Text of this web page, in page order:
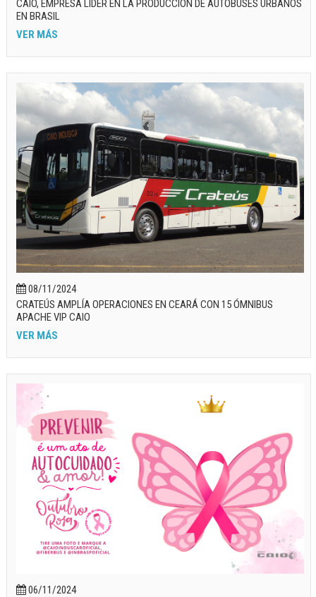
CAIO, EMPRESA LÍDER EN LA PRODUCCIÓN DE AUTOBUSES URBANOS
EN BRASIL
VER MÁS
08/11/2024
CRATEÚS AMPLÍA OPERACIONES EN CEARÁ CON 15 ÓMNIBUS
APACHE VIP CAIO
VER MÁS
06/11/2024